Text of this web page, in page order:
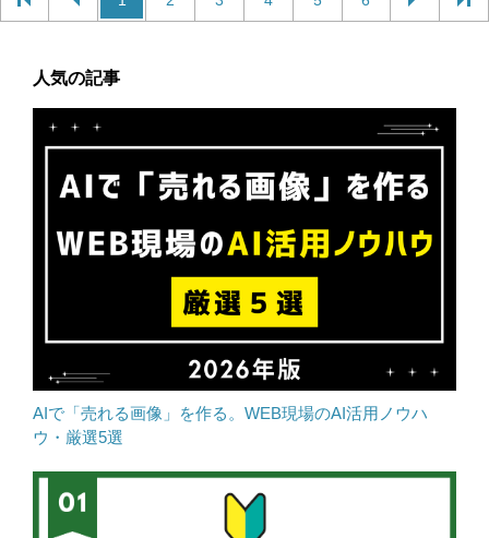
人気の記事
AIで「売れる画像」を作る。WEB現場のAI活用ノウハ
ウ・厳選5選